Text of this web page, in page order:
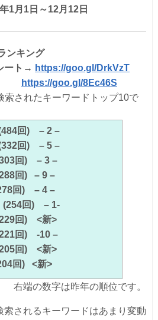
1月1日～12月12日
ンキング
ート→ https://goo.gl/DrkVzT
https://goo.gl/8Ec46S
索されたキーワードトップ10で
回)
– 2 –
回)
– 5 –
回)
– 3 –
回)
– 9 –
回)
– 4 –
(254回)
– 1-
回)
<新>
回)
-10 –
回)
<新>
回) <新>
右端の数字は昨年の順位です。
索されるキーワードはあまり変動